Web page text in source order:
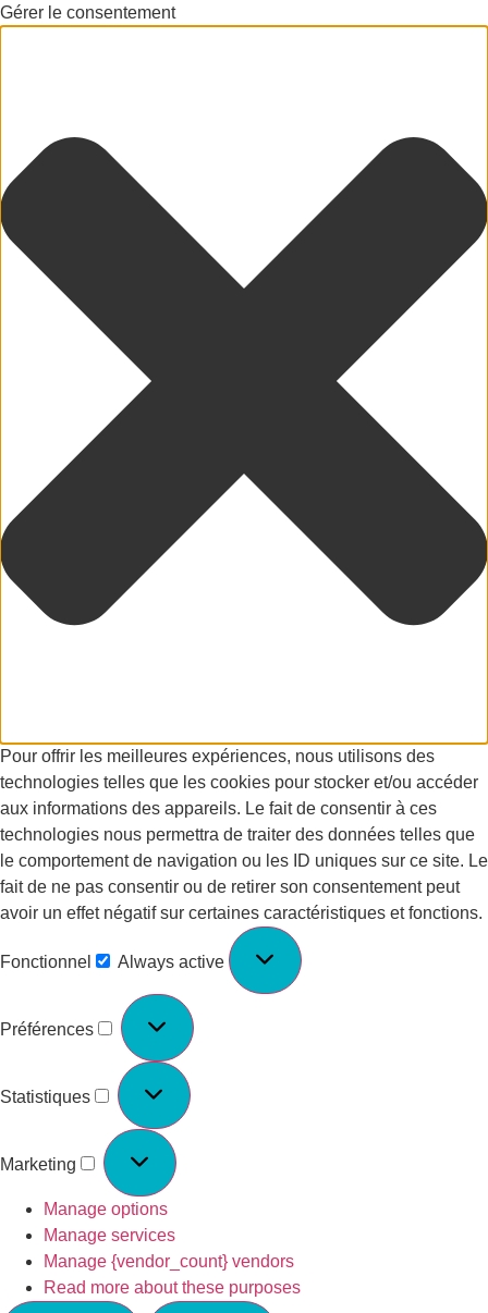
Gérer le consentement
Pour offrir les meilleures expériences, nous utilisons des
technologies telles que les cookies pour stocker et/ou accéder
aux informations des appareils. Le fait de consentir à ces
technologies nous permettra de traiter des données telles que
le comportement de navigation ou les ID uniques sur ce site. Le
fait de ne pas consentir ou de retirer son consentement peut
avoir un effet négatif sur certaines caractéristiques et fonctions.
Fonctionnel Always active
Préférences
Statistiques
Marketing
Manage options
Manage services
Manage {vendor_count} vendors
Read more about these purposes